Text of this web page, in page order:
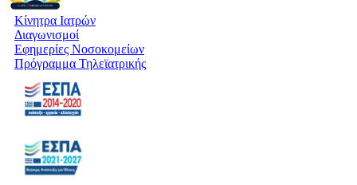
Κίνητρα Ιατρών
Διαγωνισμοί
Εφημερίες Νοσοκομείων
Πρόγραμμα Τηλεϊατρικής